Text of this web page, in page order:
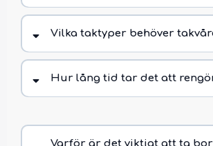
Vilka taktyper behöver
Hur lång tid tar det att
Varför är det viktigt att ta